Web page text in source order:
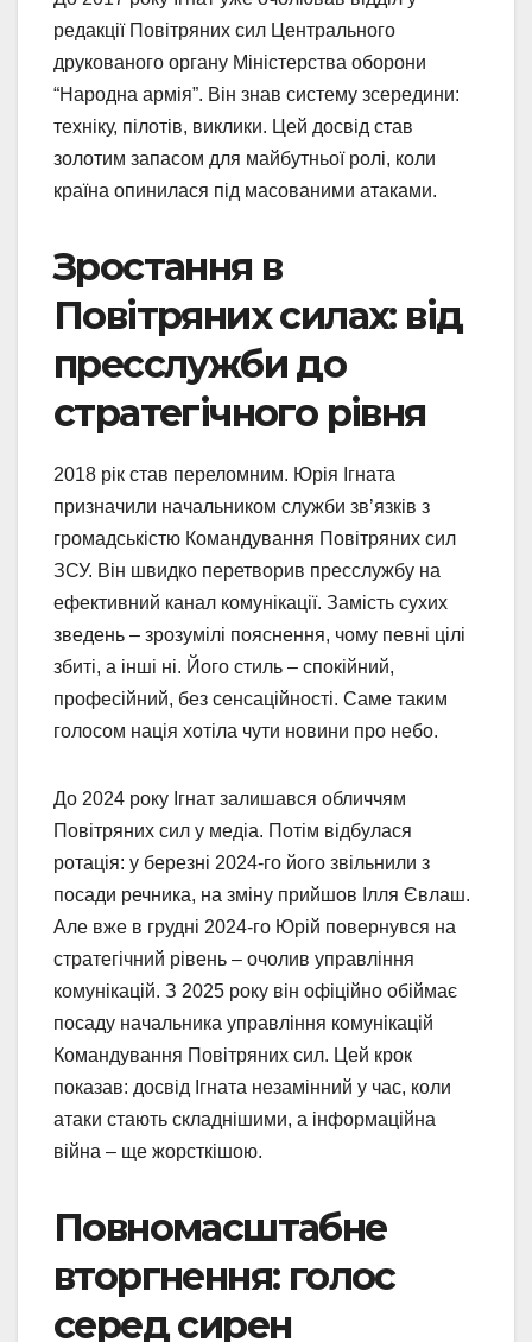
редакції Повітряних сил Центрального
друкованого органу Міністерства оборони
“Народна армія”. Він знав систему зсередини:
техніку, пілотів, виклики. Цей досвід став
золотим запасом для майбутньої ролі, коли
країна опинилася під масованими атаками.
Зростання в
Повітряних силах: від
пресслужби до
стратегічного рівня
2018 рік став переломним. Юрія Ігната
призначили начальником служби зв’язків з
громадськістю Командування Повітряних сил
ЗСУ. Він швидко перетворив пресслужбу на
ефективний канал комунікації. Замість сухих
зведень – зрозумілі пояснення, чому певні цілі
збиті, а інші ні. Його стиль – спокійний,
професійний, без сенсаційності. Саме таким
голосом нація хотіла чути новини про небо.
До 2024 року Ігнат залишався обличчям
Повітряних сил у медіа. Потім відбулася
ротація: у березні 2024-го його звільнили з
посади речника, на зміну прийшов Ілля Євлаш.
Але вже в грудні 2024-го Юрій повернувся на
стратегічний рівень – очолив управління
комунікацій. З 2025 року він офіційно обіймає
посаду начальника управління комунікацій
Командування Повітряних сил. Цей крок
показав: досвід Ігната незамінний у час, коли
атаки стають складнішими, а інформаційна
війна – ще жорсткішою.
Повномасштабне
вторгнення: голос
серед сирен